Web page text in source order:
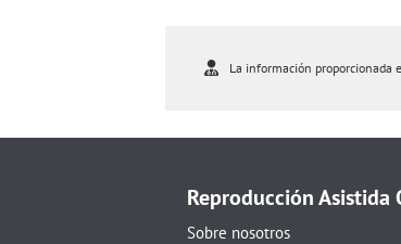
La información proporcionada
Reproducción Asistida
Sobre nosotros